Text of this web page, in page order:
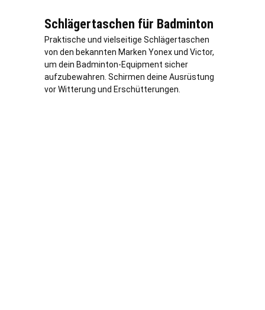
Schlägertaschen für Badminton
Praktische und vielseitige Schlägertaschen
von den bekannten Marken Yonex und Victor,
um dein Badminton-Equipment sicher
aufzubewahren. Schirmen deine Ausrüstung
vor Witterung und Erschütterungen.